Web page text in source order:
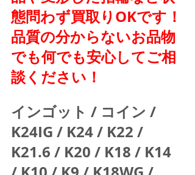
態問わず買取りOKです！
品質の分からないお品物
でも何でも安心してご相
談ください！
インゴット / コイン /
K24IG / K24 / K22 /
K21.6 / K20 / K18 / K14